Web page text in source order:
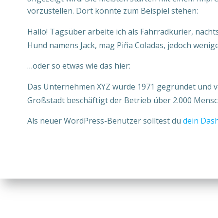
vorzustellen. Dort könnte zum Beispiel stehen:
Hallo! Tagsüber arbeite ich als Fahrradkurier,
Hund namens Jack, mag Piña Coladas, jedoch
…oder so etwas wie das hier:
Das Unternehmen XYZ wurde 1971 gegründet
Großstadt beschäftigt der Betrieb über 2.000
Als neuer WordPress-Benutzer solltest du dein